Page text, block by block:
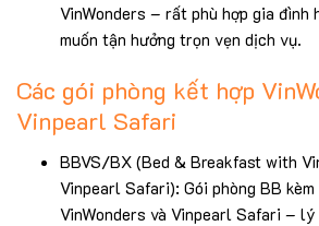
VinWonders – rất phù hợp gia đình
muốn tận hưởng trọn vẹn dịch vụ.
Các gói phòng kết hợp
Vinpearl Safari
BBVS/BX (Bed & Breakfast with
Vinpearl Safari): Gói phòng BB
VinWonders và Vinpearl Safari – lý